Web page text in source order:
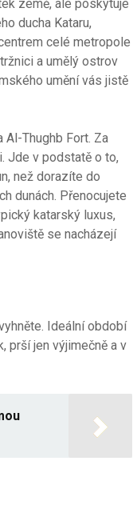
země, ale poskytuje
ducha Kataru,
celé metropole
a umělý ostrov
umění vás jistě
Thughb Fort. Za
Jde v podstatě o to,
než dorazíte do
dunách. Přenocujete
katarský luxus,
se nacházejí
Ideální období
prší jen výjimečně a v